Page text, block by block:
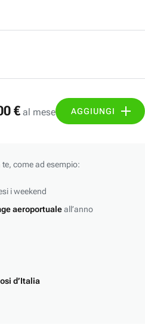
€ al mese AGGIUNGI
come ad esempio:
i weekend
aeroportualeall’anno
d’Italia